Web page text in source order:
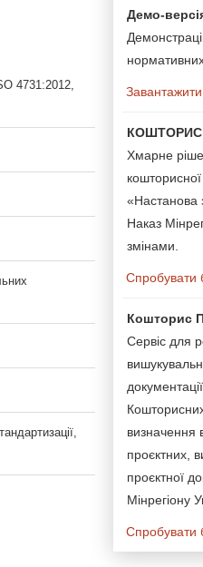
4731:2012,
Демо-
КОШТОРИС
Хмарне
«Настанова
Наказ
змінами.
Спробувати
Кошторис
Сервіс для
визначення
проєктних,
проєктної
Мінрегіону
Спробувати